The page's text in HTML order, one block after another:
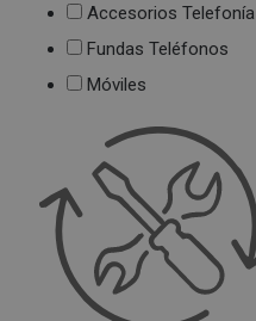
Accesorios Telefonía
Fundas Teléfonos
Móviles